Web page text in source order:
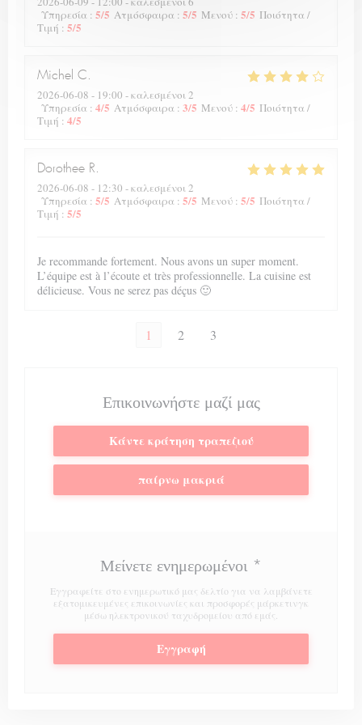
Υπηρεσία : 5/5 Ατμόσφαιρα : 5/5 Μενού : 5/5 Ποιότητα /
Τιμή : 5/5
Michel C
2026-06-08 - 19:00 - καλεσμένοι 2
Υπηρεσία : 4/5 Ατμόσφαιρα : 3/5 Μενού : 4/5 Ποιότητα /
Τιμή : 4/5
Dorothee R
2026-06-08 - 12:30 - καλεσμένοι 2
Υπηρεσία : 5/5 Ατμόσφαιρα : 5/5 Μενού : 5/5 Ποιότητα /
Τιμή : 5/5
Je recommande fortement. Nous avons un super moment.
L’équipe est à l’écoute et très professionnelle. La cuisine est
délicieuse. Vous ne serez pas déçus 🙂
1 2 3
Επικοινωνήστε μαζί μας
Κάντε κράτηση τραπεζιού
παίρνω μακριά
Μείνετε ενημερωμένοι *
Εγγραφείτε στο ενημερωτικό μας δελτίο για να λαμβάνετε
εξατομικευμένες επικοινωνίες και προσφορές μάρκετινγκ
μέσω ηλεκτρονικού ταχυδρομείου από εμάς.
Εγγραφή